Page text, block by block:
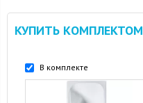
КУПИТЬ КОМПЛЕКТОМ
В комплекте